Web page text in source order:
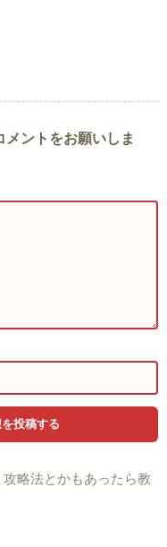
ントをお願いしま
略法とかもあったら教